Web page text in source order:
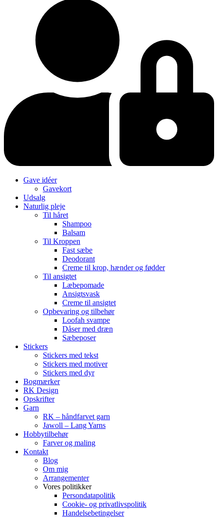
Gave idéer
Gavekort
Udsalg
Naturlig pleje
Til håret
Shampoo
Balsam
Til Kroppen
Fast sæbe
Deodorant
Creme til krop, hænder og fødder
Til ansigtet
Læbepomade
Ansigtsvask
Creme til ansigtet
Opbevaring og tilbehør
Loofah svampe
Dåser med dræn
Sæbeposer
Stickers
Stickers med tekst
Stickers med motiver
Stickers med dyr
Bogmærker
RK Design
Opskrifter
Garn
RK – håndfarvet garn
Jawoll – Lang Yarns
Hobbytilbehør
Farver og maling
Kontakt
Blog
Om mig
Arrangementer
Vores politikker
Persondatapolitik
Cookie- og privatlivspolitik
Handelsebetingelser